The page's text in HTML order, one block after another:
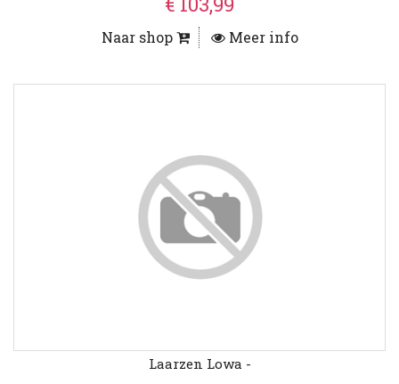
Naar shop Meer info
Laarzen Lowa -